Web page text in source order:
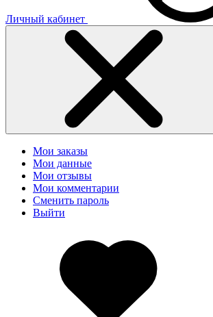
Личный кабинет
Мои заказы
Мои данные
Мои отзывы
Мои комментарии
Сменить пароль
Выйти